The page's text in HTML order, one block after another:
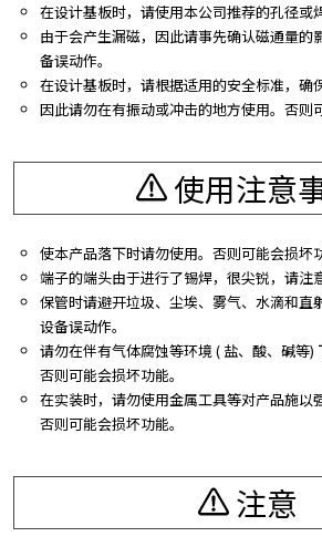
在设计基板时，请使用本公司推荐的孔径或
由于会产生漏磁，因此请事先确认磁通量的
备误动作。
在设计基板时，请根据适用的安全标准，确
因此请勿在有振动或冲击的地方使用。否则
使用注意
使本产品落下时请勿使用。否则可能会损坏
端子的端头由于进行了锡焊，很尖锐，请注
保管时请避开垃圾、尘埃、雾气、水滴和直
设备误动作。
请勿在伴有气体腐蚀等环境 ( 盐、酸、碱等)
否则可能会损坏功能。
在实装时，请勿使用金属工具等对产品施以
否则可能会损坏功能。
注意